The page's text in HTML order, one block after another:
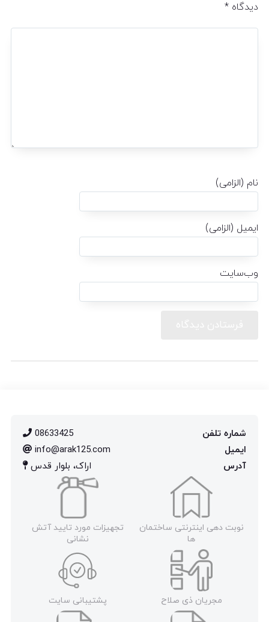
دیدگاه *
نام (الزامی)
ایمیل (الزامی)
وب‌سایت
شماره تلفن
08633425
ایمیل
info@arak125.com
آدرس
اراک، بلوار قدس
نوبت دهی اینترنتی ساختمان
ها
تجهیزات مورد تایید آتش
نشانی
مجریان ذی صلاح پشتیبانی سایت